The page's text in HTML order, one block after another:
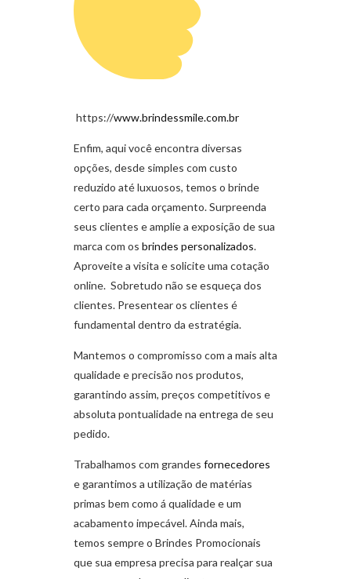
https://www.brindessmile.com.br
Enfim, aqui você encontra diversas
opções, desde simples com custo
reduzido até luxuosos, temos o brinde
certo para cada orçamento. Surpreenda
seus clientes e amplie a exposição de sua
marca com os brindes personalizados.
Aproveite a visita e solicite uma cotação
online. Sobretudo não se esqueça dos
clientes. Presentear os clientes é
fundamental dentro da estratégia.
Mantemos o compromisso com a mais alta
qualidade e precisão nos produtos,
garantindo assim, preços competitivos e
absoluta pontualidade na entrega de seu
pedido.
Trabalhamos com grandes fornecedores
e garantimos a utilização de matérias
primas bem como á qualidade e um
acabamento impecável. Ainda mais,
temos sempre o Brindes Promocionais
que sua empresa precisa para realçar sua